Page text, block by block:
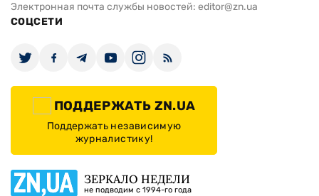
Электронная почта службы новостей: editor@zn.ua
СОЦСЕТИ
ПОДДЕРЖАТЬ ZN.UA
Поддержать независимую
журналистику!
ЗЕРКАЛО НЕДЕЛИ
не подводим с 1994-го года